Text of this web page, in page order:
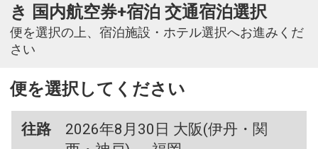
き 国内航空券+宿泊 交通宿泊選択
便を選択の上、宿泊施設・ホテル選択へお進みくだ
さい
便を選択してください
往路
2026年8月30日 大阪(伊丹・関